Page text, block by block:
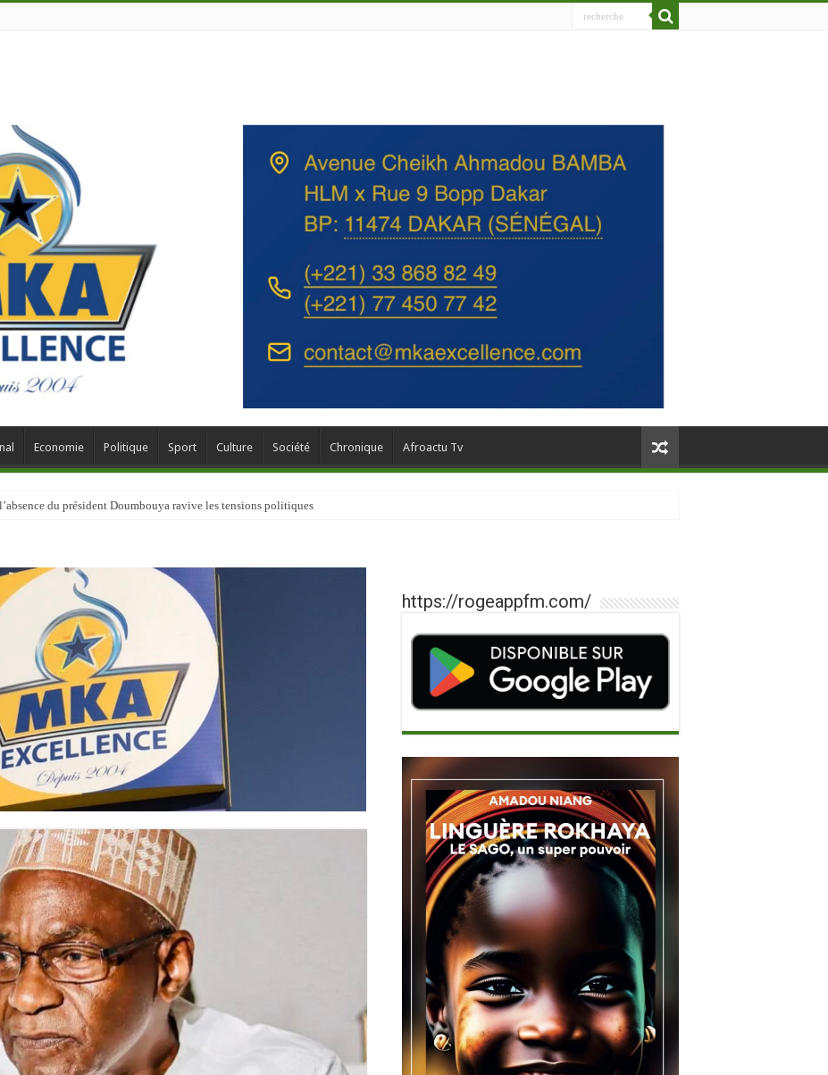
Economie Politique Sport Culture Société Chronique Afroactu Tv
du président Doumbouya ravive les tensions politiques
https://rogeappfm.com/